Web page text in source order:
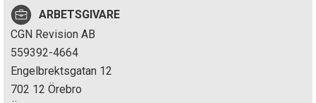
p
e
k
ARBETSGIVARE
CGN Revision AB
559392-4664
Engelbrektsgatan 12
702 12 Örebro